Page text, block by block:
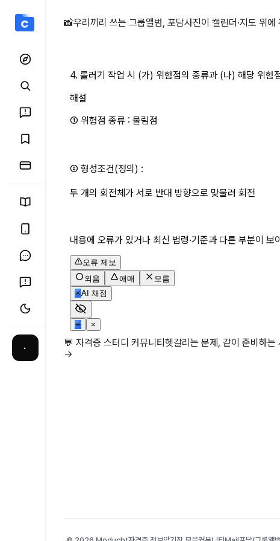
·
&nbsp;4. 롤러기 작업 시 (
📸우리끼리 쓰는 그룹앨범, 포담사진이 캘린더·지도 위에
4. 롤러기 작업 시 (가) 위험점의 종류과 (나) 해당 위험
해설
① 위험점 종류 : 물림점
② 형성조건(정의) :
두 개의 회전체가 서로 반대 방향으로 맞물려 회전
내용에 오류가 있거나 최신 법령·기준과 다른 부분이
오류 제보
외움
애매
모름
✳AI 채점
✳ ×
💬 자격증 스터디 커뮤니티헷갈리는 문제, 같이 준비하는
→